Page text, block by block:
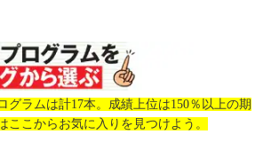
グラムは計17本。成績上位は150％以上の期
ここからお気に入りを見つけよう。